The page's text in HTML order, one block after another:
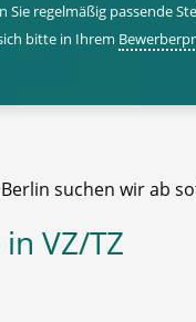
Sie regelmäßig passende
bitte in Ihrem
suchen wir ab
VZ/TZ